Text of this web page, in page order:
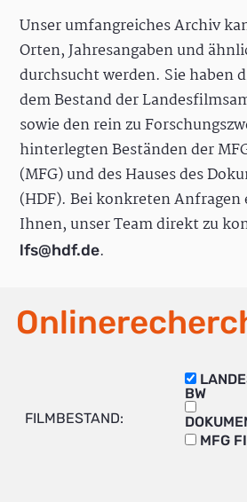
Unser umfangreiches Archiv
Orten, Jahresangaben und
durchsucht werden. Sie haben
dem Bestand der
sowie den rein zu
hinterlegten Beständen der
(MFG) und des Hauses des
(HDF). Bei konkreten
Ihnen, unser Team direkt zu
lfs@hdf.de.
FILMBESTAND:
BW
MFG